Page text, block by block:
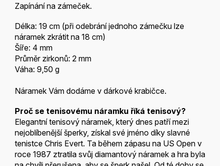
Zapínání na zámeček.
Délka: 19 cm (při odebrání jednoho zámečku lze
náramek zkrátit na 18 cm)
Šíře: 4 mm
Průměr zirkonů: 2 mm
Váha: 9,50 g
Náramek Vám dodáme v dárkové krabičce.
Proč se tenisovému náramku říká tenisový?
Elegantní tenisový náramek, který dnes patří mezi
nejoblíbenější šperky, získal své jméno díky slavné
tenistce Chris Evert. Ta během zápasu na US Open v
roce 1987 ztratila svůj diamantový náramek a hra byla